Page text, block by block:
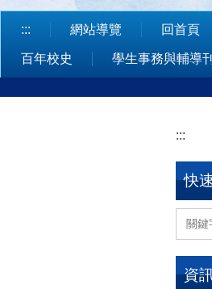
::: 網站導覽 回首頁
百年校史 學生事務與輔導
:::
快
資